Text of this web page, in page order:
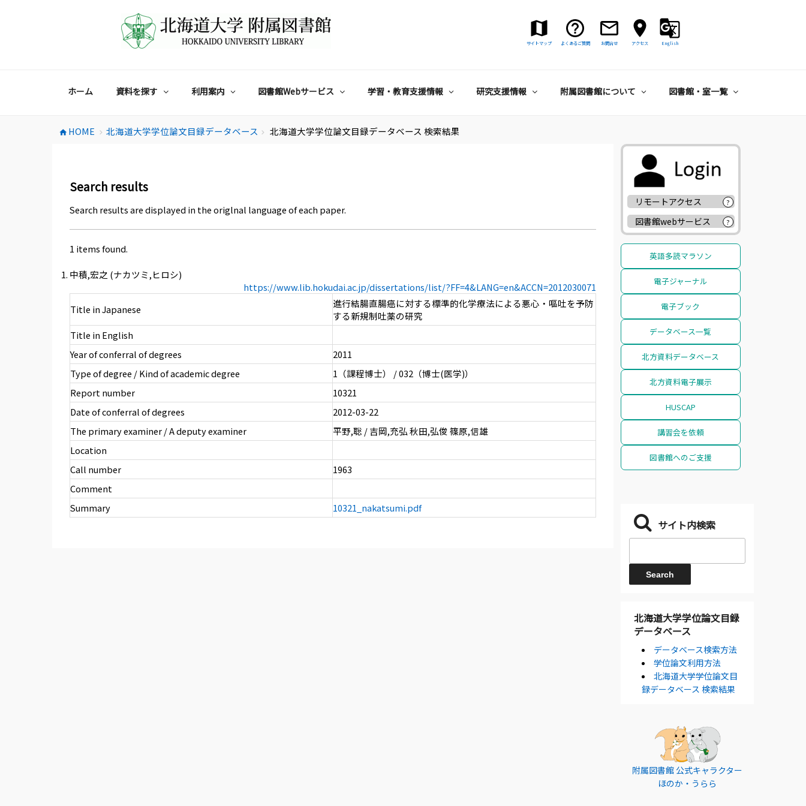
サイトマップ よくあるご質問 お問合せ アクセス English
ホーム 資料を探す 利用案内 図書館Webサービス 学習・教育支援情報 研究支援情報 附属図書館について 図書館・室一覧
home HOME chevron_right 北海道大学学位論文目録データベース chevron_right 北海道大学学位論文目録データベース 検索結果
Search results
Search results are displayed in the origlnal language of each paper.
1 items found.
中積,宏之 (ナカツミ,ヒロシ)
https://www.lib.hokudai.ac.jp/dissertations/list/?FF=4&LANG=en&ACCN=2012030071
Title in Japanese
進行結腸直腸癌に対する標準的化学療法による悪心・嘔吐を予防
する新規制吐薬の研究
Title in English
Year of conferral of degrees
2011
Type of degree / Kind of academic degree
1（課程博士） / 032（博士(医学)）
Report number
10321
Date of conferral of degrees
2012-03-22
The primary examiner / A deputy examiner
平野,聡 / 吉岡,充弘 秋田,弘俊 篠原,信雄
Location
Call number
1963
Comment
Summary
10321_nakatsumi.pdf
リモートアクセス ?
図書館webサービス ?
英語多読マラソン
電子ジャーナル
電子ブック
データベース一覧
北方資料データベース
北方資料電子展示
HUSCAP
講習会を依頼
図書館へのご支援
サイト内検索
北海道大学学位論文目録
データベース
データベース検索方法
学位論文利用方法
北海道大学学位論文目
録データベース 検索結果
附属図書館 公式キャラクター
ほのか・うらら